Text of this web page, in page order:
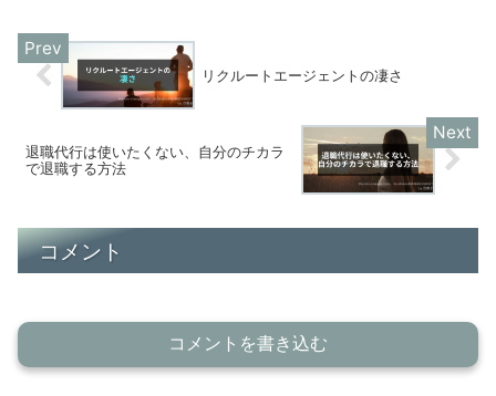
リクルートエージェントの凄さ
退職代行は使いたくない、自分のチカラ
で退職する方法
コメント
コメントを書き込む